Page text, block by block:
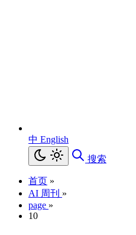
中 English
搜索
首页 »
AI 周刊 »
page »
10